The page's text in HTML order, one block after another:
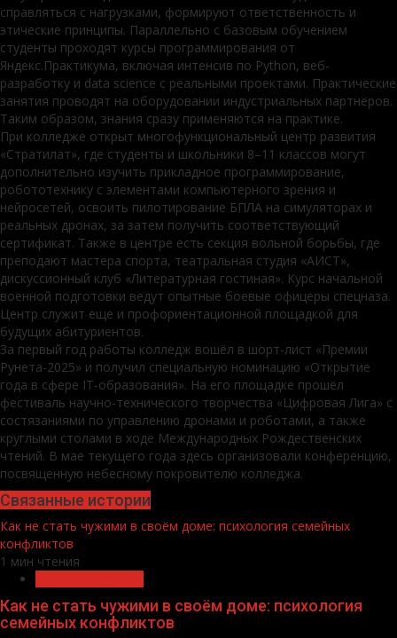
справляться с нагрузками, формируют ответственность и
этические принципы. Параллельно с базовым обучением
студенты проходят курсы программирования от
Яндекс.Практикума, включая интенсив по Python, веб-
разработку и data science с реальными проектами. Практические
занятия проводят на оборудовании индустриальных партнёров.
Таким образом, знания сразу применяются на практике.
При колледже открыт многофункциональный центр развития
«Стратилат», где студенты и школьники 8–11 классов могут
дополнительно изучить прикладное программирование,
робототехнику с элементами компьютерного зрения и
нейросетей, освоить пилотирование БПЛА на симуляторах и
реальных дронах, за затем получить соответствующий
сертификат. Также в центре есть секция вольной борьбы, где
преподают мастера спорта, театральная студия «АИСТ»,
дискуссионный клуб «Литературная гостиная». Курс начальной
военной подготовки ведут опытные боевые офицеры спецназа.
Центр служит еще и профориентационной площадкой для
будущих абитуриентов.
За первый год работы колледж вошёл в шорт-лист «Премии
Рунета-2025» и получил специальную номинацию «Открытие
года в сфере IT-образования». На его площадке прошёл
фестиваль научно-технического творчества «Цифровая Лига» с
состязаниями по управлению дронами и роботами, а также
круглыми столами в ходе Международных Рождественских
чтений. В мае текущего года здесь организовали конференцию,
посвященную небесному покровителю колледжа.
Связанные истории
Как не стать чужими в своём доме: психология семейных
конфликтов
1 мин чтения
Как не стать чужими в своём доме: психология
семейных конфликтов